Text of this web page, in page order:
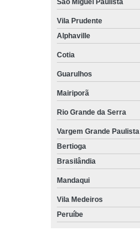
São Miguel Paulista
Vila Prudente
Alphaville
Cotia
Guarulhos
Mairiporã
Rio Grande da Serra
Vargem Grande Paulista
Bertioga
Brasilândia
Mandaqui
Vila Medeiros
Peruíbe